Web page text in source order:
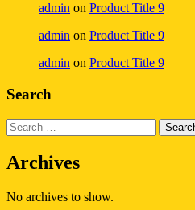
admin on Product Title 9
admin on Product Title 9
admin on Product Title 9
Search
Archives
No archives to show.